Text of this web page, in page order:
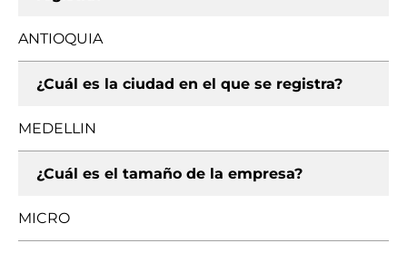
ANTIOQUIA
¿Cuál es la ciudad en el que se registra?
MEDELLIN
¿Cuál es el tamaño de la empresa?
MICRO